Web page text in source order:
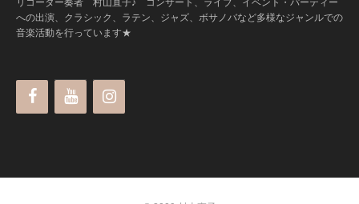
リコーダー奏者 村山直子♪ コンサート、ライブ、イベント・パーティー
への出演、クラシック、ラテン、ジャズ、ボサノバなど多様なジャンルでの
音楽活動を行っています★